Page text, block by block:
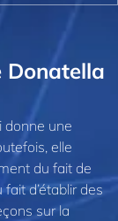
Donatella
donne une
elle
du fait de
d’établir des
sur la